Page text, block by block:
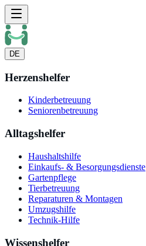
DE
Herzenshelfer
Kinderbetreuung
Seniorenbetreuung
Alltagshelfer
Haushaltshilfe
Einkaufs- & Besorgungsdienste
Gartenpflege
Tierbetreuung
Reparaturen & Montagen
Umzugshilfe
Technik-Hilfe
Wissenshelfer